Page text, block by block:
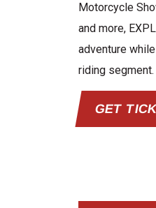
Motorcycle
and more,
adventure
riding segment.
GET